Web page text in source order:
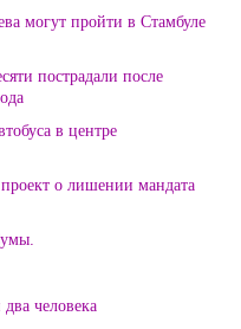
могут пройти в Стамбуле
пострадали после
в центре
о лишении мандата
человека